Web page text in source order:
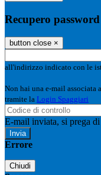
Recupero password
button close ×
all'indirizzo indicato con le
Non hai una e-mail associata
tramite la Login Spaggiari
E-mail inviata, si prega
Errore
Chiudi